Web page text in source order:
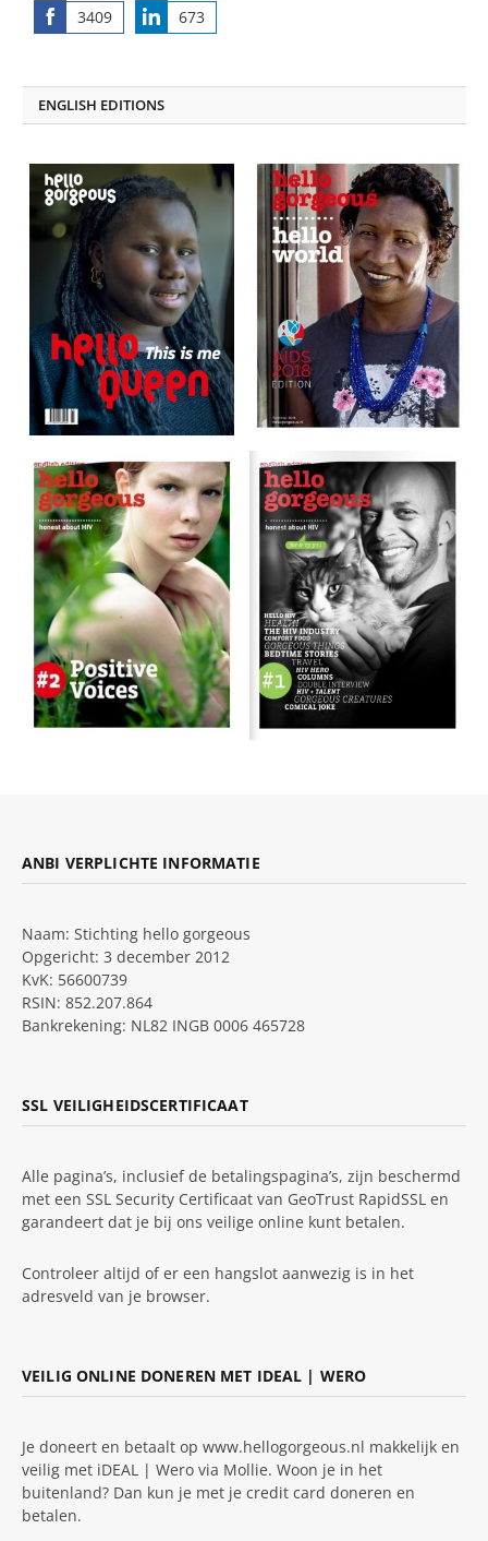
3409
Share
673
Share
ENGLISH EDITIONS
ANBI VERPLICHTE INFORMATIE
Naam: Stichting hello gorgeous
Opgericht: 3 december 2012
KvK: 56600739
RSIN: 852.207.864
Bankrekening: NL82 INGB 0006 465728
SSL VEILIGHEIDSCERTIFICAAT
Alle pagina’s, inclusief de betalingspagina’s, zijn beschermd
met een SSL Security Certificaat van GeoTrust RapidSSL en
garandeert dat je bij ons veilige online kunt betalen.
Controleer altijd of er een hangslot aanwezig is in het
adresveld van je browser.
VEILIG ONLINE DONEREN MET IDEAL | WERO
Je doneert en betaalt op www.hellogorgeous.nl makkelijk en
veilig met iDEAL | Wero via Mollie. Woon je in het
buitenland? Dan kun je met je credit card doneren en
betalen.